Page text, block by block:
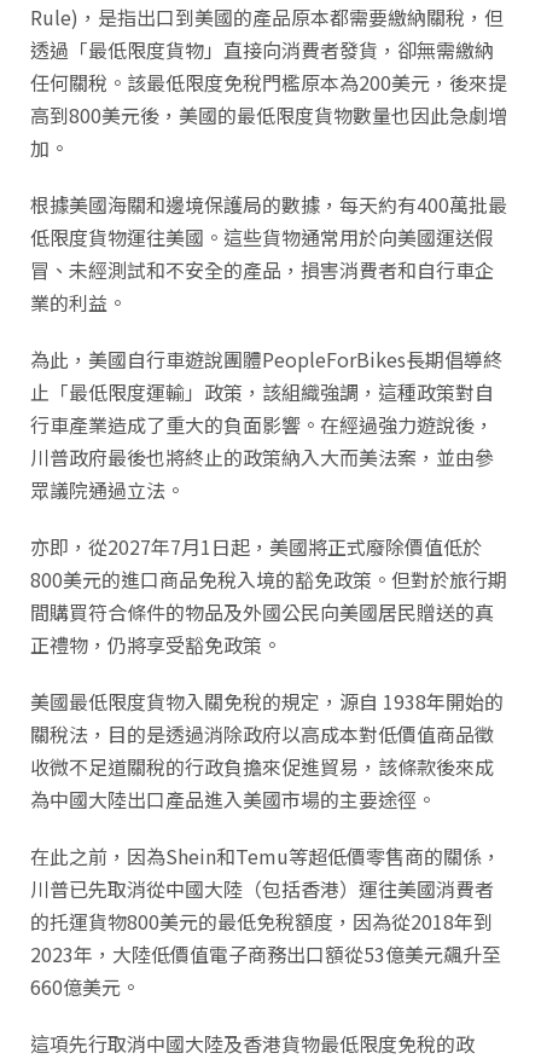
Rule)，是指出口到美國的產品原本都需要繳納關稅，但
透過「最低限度貨物」直接向消費者發貨，卻無需繳納
任何關稅。該最低限度免稅門檻原本為200美元，後來提
高到800美元後，美國的最低限度貨物數量也因此急劇增
加。
根據美國海關和邊境保護局的數據，每天約有400萬批最
低限度貨物運往美國。這些貨物通常用於向美國運送假
冒、未經測試和不安全的產品，損害消費者和自行車企
業的利益。
為此，美國自行車遊說團體PeopleForBikes長期倡導終
止「最低限度運輸」政策，該組織強調，這種政策對自
行車產業造成了重大的負面影響。在經過強力遊說後，
川普政府最後也將終止的政策納入大而美法案，並由參
眾議院通過立法。
亦即，從2027年7月1日起，美國將正式廢除價值低於
800美元的進口商品免稅入境的豁免政策。但對於旅行期
間購買符合條件的物品及外國公民向美國居民贈送的真
正禮物，仍將享受豁免政策。
美國最低限度貨物入關免稅的規定，源自 1938年開始的
關稅法，目的是透過消除政府以高成本對低價值商品徵
收微不足道關稅的行政負擔來促進貿易，該條款後來成
為中國大陸出口產品進入美國市場的主要途徑。
在此之前，因為Shein和Temu等超低價零售商的關係，
川普已先取消從中國大陸（包括香港）運往美國消費者
的托運貨物800美元的最低免稅額度，因為從2018年到
2023年，大陸低價值電子商務出口額從53億美元飆升至
660億美元。
這項先行取消中國大陸及香港貨物最低限度免稅的政